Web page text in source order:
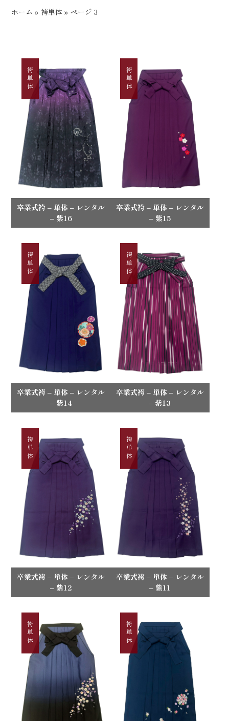
ホーム » 袴単体 »ページ 3
袴単体
卒業式袴 – 単体 – レンタル
– 紫16
袴単体
卒業式袴 – 単体 – レンタル
– 紫15
袴単体
卒業式袴 – 単体 – レンタル
– 紫14
袴単体
卒業式袴 – 単体 – レンタル
– 紫13
袴単体
卒業式袴 – 単体 – レンタル
– 紫12
袴単体
卒業式袴 – 単体 – レンタル
– 紫11
袴単体 袴単体